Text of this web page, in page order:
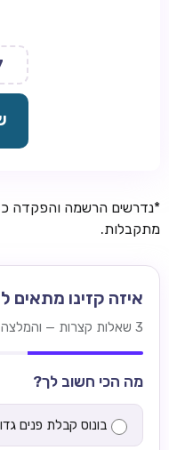
*נדרשים הרשמה והפקדה
מתקבלות.
איזה קזינו מתאים
3 שאלות קצרות — והמלצה מותאמת לשחקנים מישראל.
מה הכי חשוב לך?
בונוס קבלת פנים